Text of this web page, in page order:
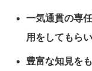
一気通貫の専
用をしてもら
豊富な知見を